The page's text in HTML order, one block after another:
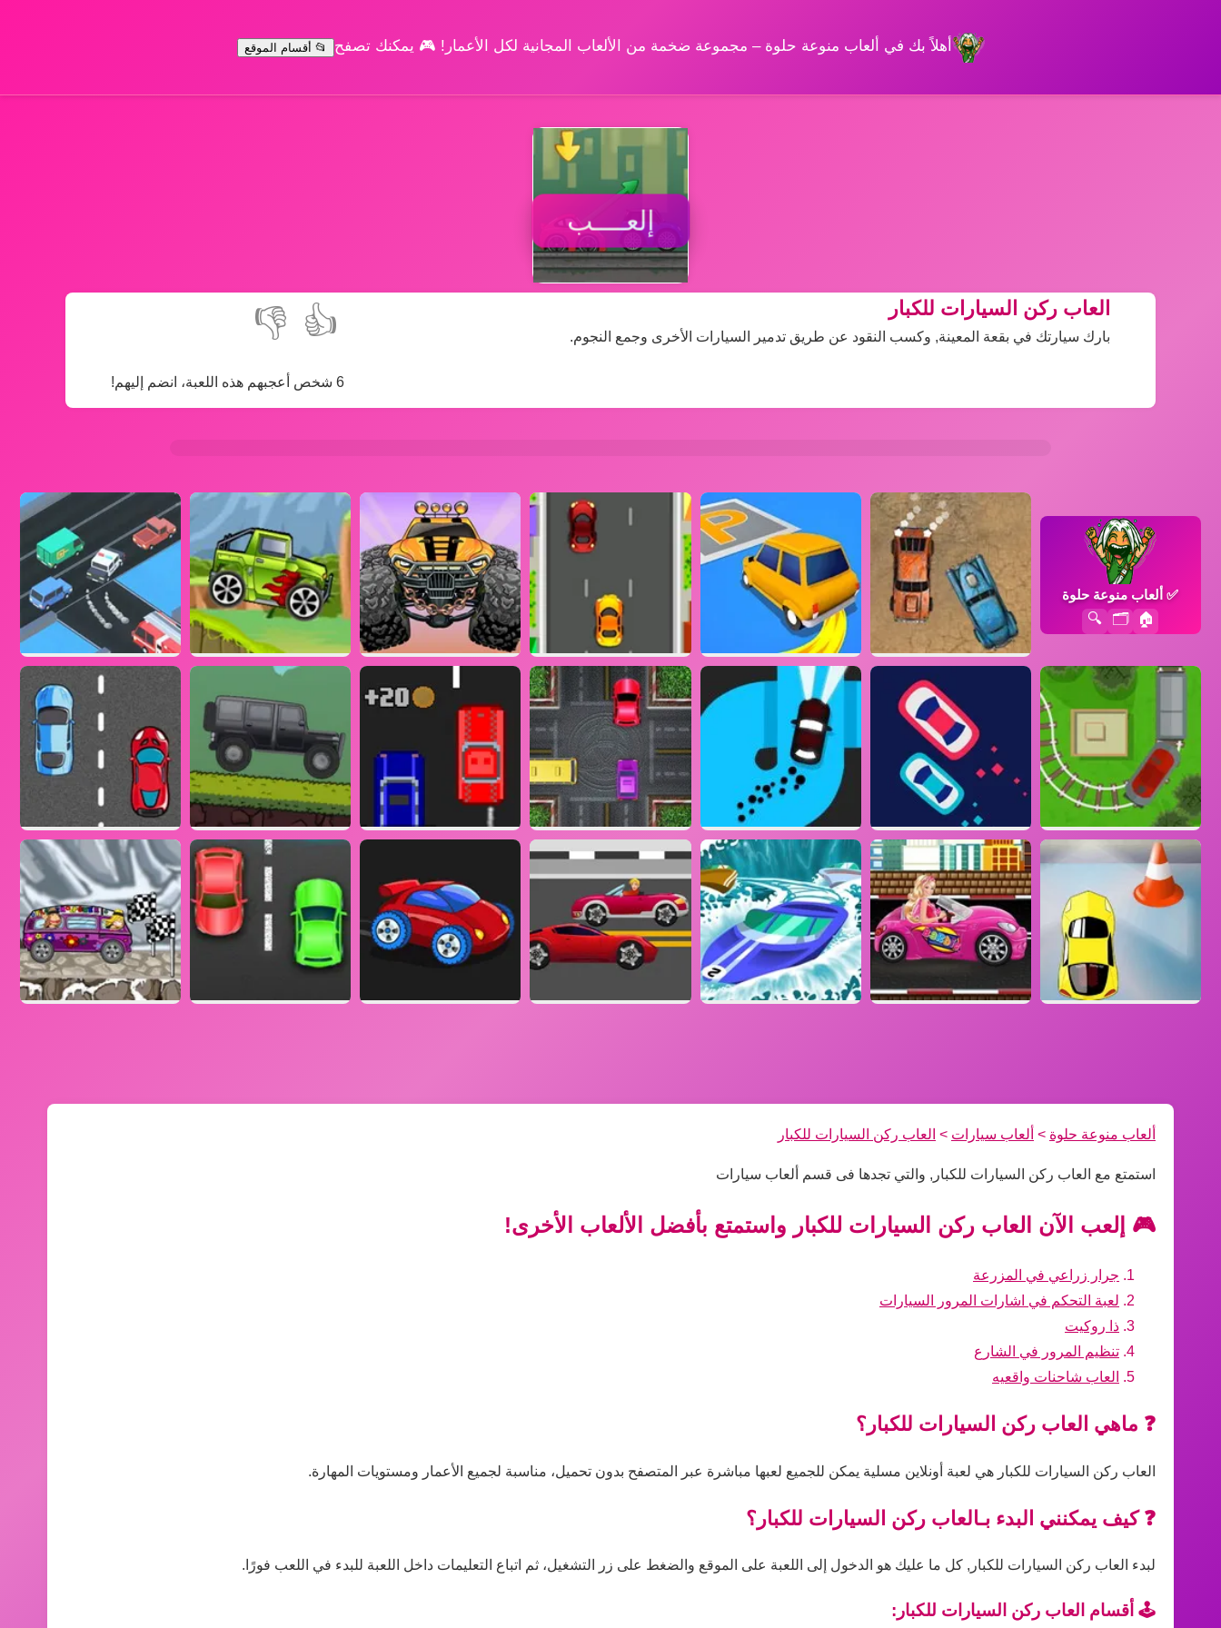
أهلاً بك في ألعاب منوعة حلوة – مجموعة ضخمة من الألعاب المجانية لكل الأعمار! 🎮 يمكنك تصفح 📂 أقسام الموقع
إلعــــب
👍
👎
6 شخص أعجبهم هذه اللعبة، انضم إليهم!
العاب ركن السيارات للكبار
بارك سيارتك في بقعة المعينة, وكسب النقود عن طريق تدمير السيارات الأخرى وجمع النجوم.
✅ألعاب منوعة حلوة
🏠
🗂️
🔍
ألعاب منوعة حلوة > ألعاب سيارات > العاب ركن السيارات للكبار
استمتع مع العاب ركن السيارات للكبار, والتي تجدها فى قسم ألعاب سيارات
🎮 إلعب الآن العاب ركن السيارات للكبار واستمتع بأفضل الألعاب الأخرى!
جرار زراعي في المزرعة
لعبة التحكم في اشارات المرور السيارات
ذا روكيت
تنظيم المرور في الشارع
العاب شاحنات واقعيه
❓ ماهي العاب ركن السيارات للكبار؟
العاب ركن السيارات للكبار هي لعبة أونلاين مسلية يمكن للجميع لعبها مباشرة عبر المتصفح بدون تحميل، مناسبة لجميع الأعمار ومستويات المهارة.
❓ كيف يمكنني البدء بـالعاب ركن السيارات للكبار؟
لبدء العاب ركن السيارات للكبار, كل ما عليك هو الدخول إلى اللعبة على الموقع والضغط على زر التشغيل، ثم اتباع التعليمات داخل اللعبة للبدء في اللعب فورًا.
🕹️ أقسام العاب ركن السيارات للكبار: